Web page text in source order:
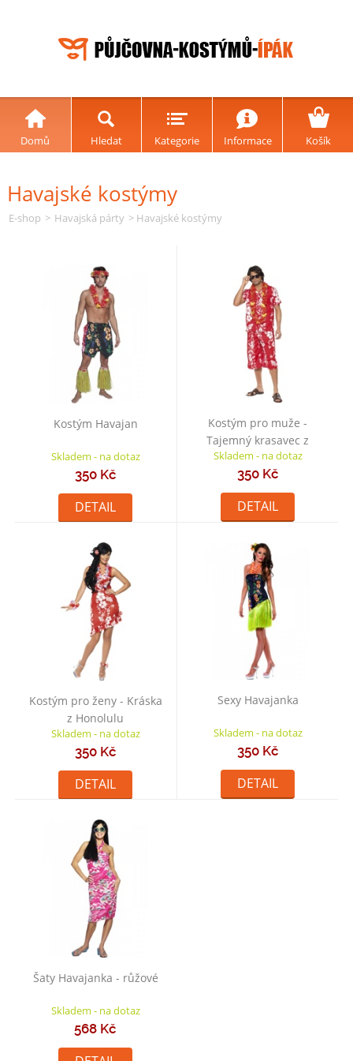
Domů Hledat Kategorie Informace Košík
Havajské kostýmy
E-shop > Havajská párty > Havajské kostýmy
Kostým Havajan
Skladem - na dotaz
350 Kč
DETAIL
Kostým pro muže -
Tajemný krasavec z
Honolulu
Skladem - na dotaz
350 Kč
DETAIL
Kostým pro ženy - Kráska
z Honolulu
Skladem - na dotaz
350 Kč
DETAIL
Sexy Havajanka
Skladem - na dotaz
350 Kč
DETAIL
Šaty Havajanka - růžové
Skladem - na dotaz
568 Kč